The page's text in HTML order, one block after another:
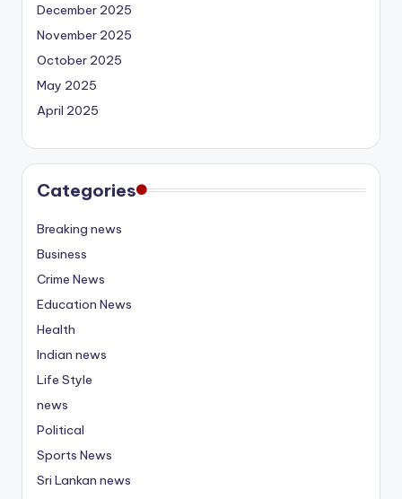
December 2025
November 2025
October 2025
May 2025
April 2025
Categories
Breaking news
Business
Crime News
Education News
Health
Indian news
Life Style
news
Political
Sports News
Sri Lankan news